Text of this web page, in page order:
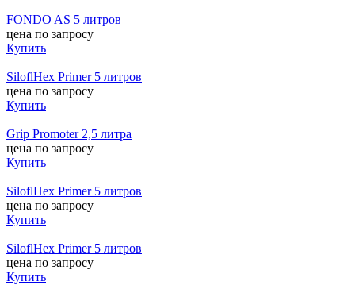
FONDO AS 5 литров
цена по запросу
Купить
SiloflHex Primer 5 литров
цена по запросу
Купить
Grip Promoter 2,5 литра
цена по запросу
Купить
SiloflHex Primer 5 литров
цена по запросу
Купить
SiloflHex Primer 5 литров
цена по запросу
Купить